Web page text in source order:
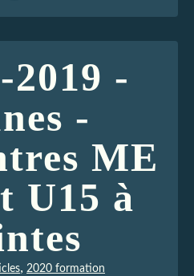
2019 -
-
ME
U15 à
, 2020 formation